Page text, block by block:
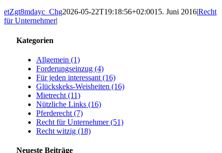
etZgt8mdayc_Chg2026-05-22T19:18:56+02:0015. Juni 2016|Recht
für Unternehmer|
Kategorien
Allgemein (1)
Forderungseinzug (4)
Für jeden interessant (16)
Glückskeks-Weisheiten (16)
Mietrecht (11)
Nützliche Links (16)
Pferderecht (7)
Recht für Unternehmer (51)
Recht witzig (18)
Neueste Beiträge